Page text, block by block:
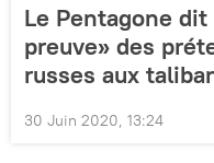
Le Pentagone
preuve» des
russes aux
30 Juin 2020, 13:24